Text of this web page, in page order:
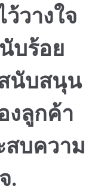
วางใจ
บร้อย
สนับสนุน
งลูกค้า
บความ
.